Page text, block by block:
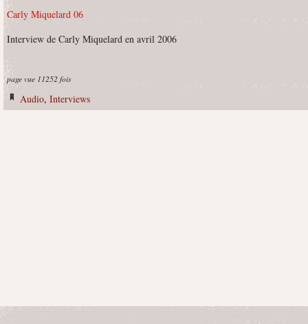
Carly Miquelard 06
Interview de Carly Miquelard en avril 2006
page vue 11252 fois
Audio, Interviews